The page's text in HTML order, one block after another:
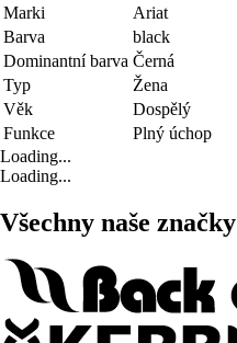
Marki
Ariat
Barva
black
Dominantní barva Černá
Typ
Žena
Věk
Dospělý
Funkce
Plný úchop
Loading...
Loading...
Všechny naše značky